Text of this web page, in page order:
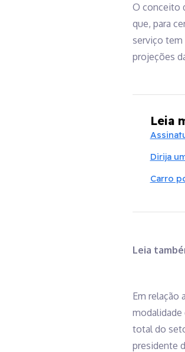
O conceito
que, para
serviço tem
projeções
Leia
Dirija
Carro
Leia
Em relação
modalidade
total do
presidente